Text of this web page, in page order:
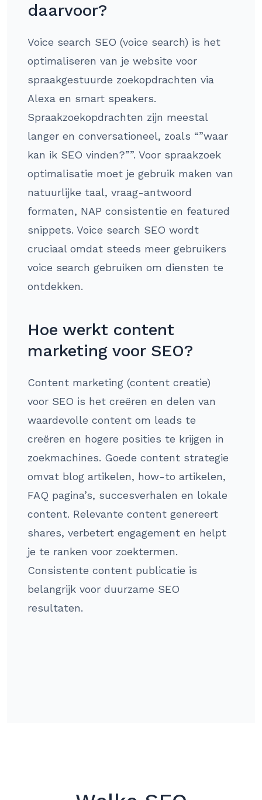
daarvoor?
Voice search SEO (voice search) is het
optimaliseren van je website voor
spraakgestuurde zoekopdrachten via
Alexa en smart speakers.
Spraakzoekopdrachten zijn meestal
langer en conversationeel, zoals “”waar
kan ik SEO vinden?””. Voor spraakzoek
optimalisatie moet je gebruik maken van
natuurlijke taal, vraag-antwoord
formaten, NAP consistentie en featured
snippets. Voice search SEO wordt
cruciaal omdat steeds meer gebruikers
voice search gebruiken om diensten te
ontdekken.
Hoe werkt content
marketing voor SEO?
Content marketing (content creatie)
voor SEO is het creëren en delen van
waardevolle content om leads te
creëren en hogere posities te krijgen in
zoekmachines. Goede content strategie
omvat blog artikelen, how-to artikelen,
FAQ pagina’s, succesverhalen en lokale
content. Relevante content genereert
shares, verbetert engagement en helpt
je te ranken voor zoektermen.
Consistente content publicatie is
belangrijk voor duurzame SEO
resultaten.